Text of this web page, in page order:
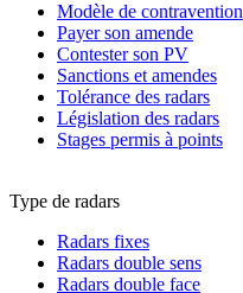
Modèle de contravention
Payer son amende
Contester son PV
Sanctions et amendes
Tolérance des radars
Législation des radars
Stages permis à points
Type de radars
Radars fixes
Radars double sens
Radars double face